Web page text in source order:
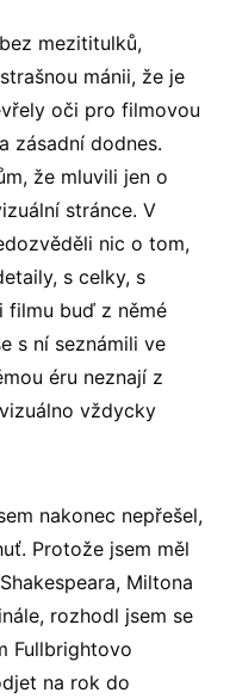
mezititulků,
mánii, že je
oči pro filmovou
zásadní dodnes.
že mluvili jen o
stránce. V
nic o tom,
s celky, s
filmu buď z němé
s ní seznámili ve
éru neznají z
vždycky
nakonec nepřešel,
Protože jsem měl
Miltona
rozhodl jsem se
Fullbrightovo
na rok do